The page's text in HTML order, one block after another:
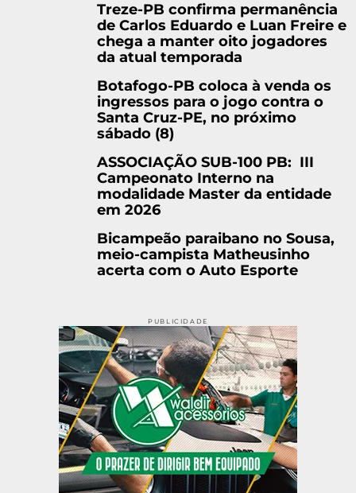
Treze-PB confirma permanência
de Carlos Eduardo e Luan Freire e
chega a manter oito jogadores
da atual temporada
Botafogo-PB coloca à venda os
ingressos para o jogo contra o
Santa Cruz-PE, no próximo
sábado (8)
ASSOCIAÇÃO SUB-100 PB: III
Campeonato Interno na
modalidade Master da entidade
em 2026
Bicampeão paraibano no Sousa,
meio-campista Matheusinho
acerta com o Auto Esporte
PUBLICIDADE